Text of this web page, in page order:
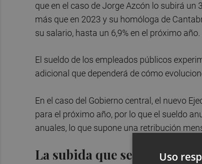
que en el caso de Jorge Azcón lo subirá un
más que en 2023 y su homóloga de
su salario, hasta un 6,9% en el próximo año.
El sueldo de los empleados públicos
adicional que dependerá de cómo
En el caso del Gobierno central, el nuevo
para el próximo año, por lo que el sueldo
anuales, lo que supone una retribución
La subida que se les permita
Uso